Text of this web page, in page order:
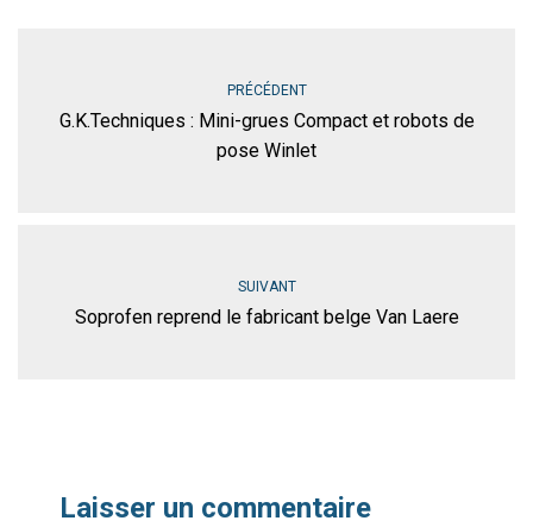
PRÉCÉDENT
G.K.Techniques : Mini-grues Compact et robots de
pose Winlet
SUIVANT
Soprofen reprend le fabricant belge Van Laere
Laisser un commentaire